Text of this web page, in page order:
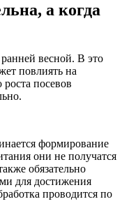
а когда
весной. В это
повлиять на
посевов
формирование
они не получатся
обязательно
для достижения
проводится по